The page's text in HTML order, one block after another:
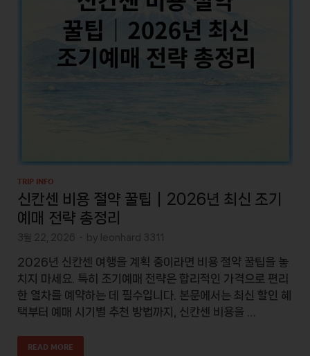
TRIP INFO
신칸센 비용 절약 꿀팁｜2026년 최신 조기
예매 전략 총정리
3월 22, 2026 - by leonhard 3311
2026년 신칸센 여행을 계획 중이라면 비용 절약 꿀팁을 놓
치지 마세요. 특히 조기예매 전략은 합리적인 가격으로 편리
한 열차를 예약하는 데 필수입니다. 본문에서는 최신 할인 혜
택부터 예매 시기별 추천 방법까지, 신칸센 비용을 …
READ MORE